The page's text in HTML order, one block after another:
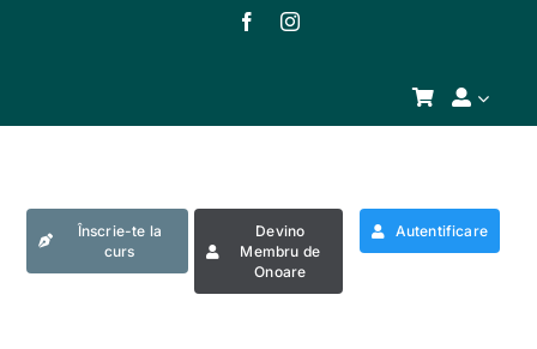
Înscrie-te la
curs
Devino
Membru de
Onoare
Autentificare